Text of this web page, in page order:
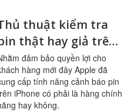
thuật kiểm tra
thật hay giả trên
đảm bảo quyền lợi cho
hàng mới đây Apple đã
cấp tính năng cảnh báo pin
iPhone có phải là hàng chính
hay không.